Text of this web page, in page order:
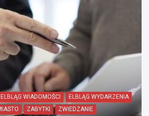
ELBLĄG WYDARZENIA MIASTO